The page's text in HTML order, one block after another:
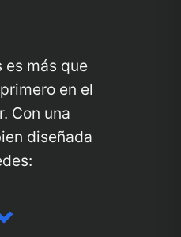
es más que
en el
Con una
diseñada